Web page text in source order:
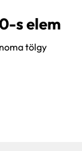
s elem
tölgy